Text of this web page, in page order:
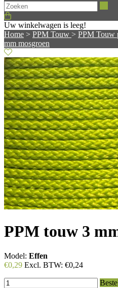
Uw winkelwagen is leeg!
Home > PPM Touw > PPM Touw
mm mosgroen
PPM touw 3
Model: Effen
€0,29 Excl. BTW: €0,24